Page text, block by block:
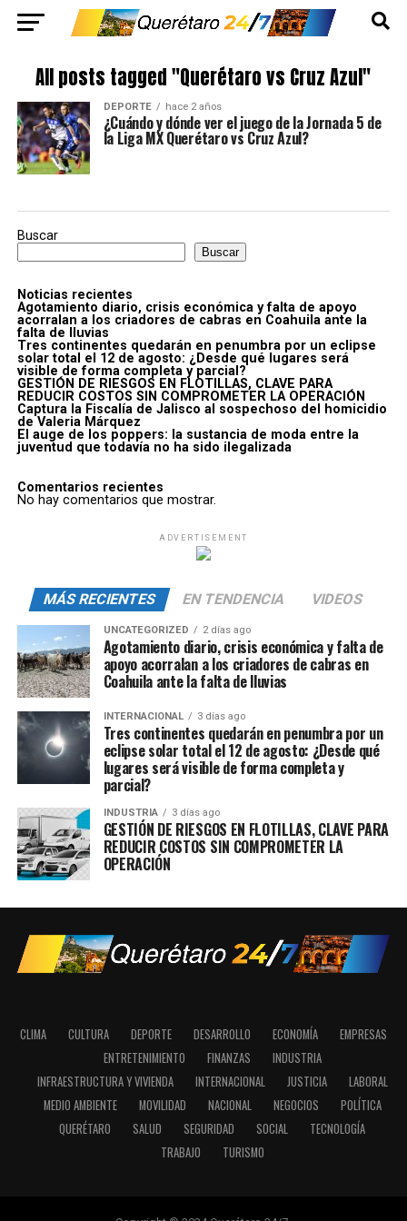
All posts tagged "Querétaro vs Cruz Azul"
DEPORTE hace 2 años
¿Cuándo y dónde ver el juego de la Jornada 5 de
la Liga MX Querétaro vs Cruz Azul?
Buscar
Buscar
Noticias recientes
Agotamiento diario, crisis económica y falta de apoyo
acorralan a los criadores de cabras en Coahuila ante la
falta de lluvias
Tres continentes quedarán en penumbra por un eclipse
solar total el 12 de agosto: ¿Desde qué lugares será
visible de forma completa y parcial?
GESTIÓN DE RIESGOS EN FLOTILLAS, CLAVE PARA
REDUCIR COSTOS SIN COMPROMETER LA OPERACIÓN
Captura la Fiscalía de Jalisco al sospechoso del homicidio
de Valeria Márquez
El auge de los poppers: la sustancia de moda entre la
juventud que todavía no ha sido ilegalizada
Comentarios recientes
No hay comentarios que mostrar.
ADVERTISEMENT
MÁS RECIENTES EN TENDENCIA VIDEOS
UNCATEGORIZED 2 días ago
Agotamiento diario, crisis económica y falta de
apoyo acorralan a los criadores de cabras en
Coahuila ante la falta de lluvias
INTERNACIONAL 3 días ago
Tres continentes quedarán en penumbra por un
eclipse solar total el 12 de agosto: ¿Desde qué
lugares será visible de forma completa y
parcial?
INDUSTRIA 3 días ago
GESTIÓN DE RIESGOS EN FLOTILLAS, CLAVE PARA
REDUCIR COSTOS SIN COMPROMETER LA
OPERACIÓN
CLIMA CULTURA DEPORTE DESARROLLO ECONOMÍA
EMPRESAS
ENTRETENIMIENTO
FINANZAS
INDUSTRIA
INFRAESTRUCTURA Y VIVIENDA
INTERNACIONAL JUSTICIA
LABORAL
MEDIO AMBIENTE
MOVILIDAD NACIONAL NEGOCIOS
POLÍTICA
QUERÉTARO
SALUD SEGURIDAD SOCIAL
TECNOLOGÍA
TRABAJO
TURISMO